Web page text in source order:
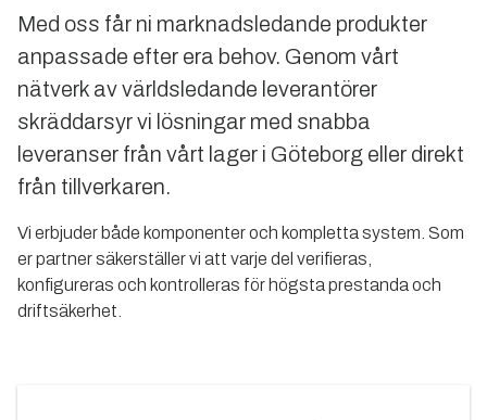
Med oss får ni marknadsledande produkter
anpassade efter era behov. Genom vårt
nätverk av världsledande leverantörer
skräddarsyr vi lösningar med snabba
leveranser från vårt lager i Göteborg eller direkt
från tillverkaren.
Vi erbjuder både komponenter och kompletta system. Som
er partner säkerställer vi att varje del verifieras,
konfigureras och kontrolleras för högsta prestanda och
driftsäkerhet.